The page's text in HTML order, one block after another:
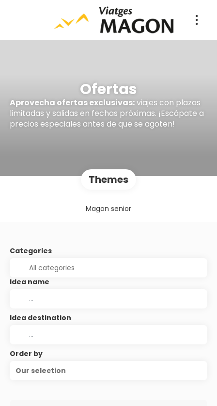
Ofertas
Aprovecha ofertas exclusivas:viajes con plazas
limitadas y salidas en fechas próximas. ¡Escápate a
precios especiales antes de que se agoten!
Themes
Magon senior
Categories
Idea name
Idea destination
Order by
Our selection